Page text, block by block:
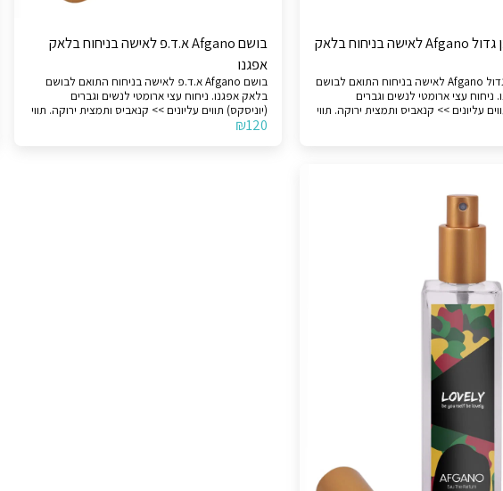
בושם שמן גדול Afgano לאישה בניחוח בלאק
בושם שמן גדול Afgano לאישה בניחוח התואם לבושם
בלאק אפגנו. ניחוח עצי ארומטי לנשים וגברים
עליונים >> קנאביס ותמצית ירוקה. תווי
תמציות עץ, קפה וטבק. תווי בסיס
בושם Afgano א.ד.פ לאישה בניחוח בלאק
אפגנו
בושם Afgano א.ד.פ לאישה בניחוח התואם לבושם
בלאק אפגנו. ניחוח עצי ארומטי לנשים וגברים
(יוניסקס) תווים עליונים >> קנאביס ותמצית ירוקה. תווי
אמצע >> שרפים, תמציות עץ, קפה וטבק. תווי בסיס
₪120